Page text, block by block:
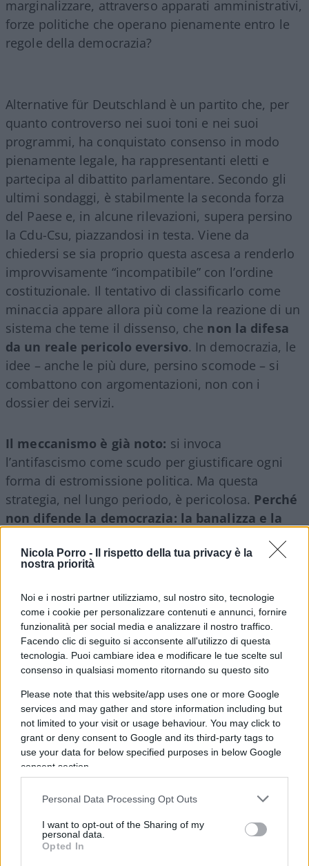
Nicola Porro -
Il rispetto della tua privacy è la
nostra priorità
Noi e i nostri partner utilizziamo, sul nostro sito, tecnologie
come i cookie per personalizzare contenuti e annunci, fornire
funzionalità per social media e analizzare il nostro traffico.
Facendo clic di seguito si acconsente all'utilizzo di questa
tecnologia. Puoi cambiare idea e modificare le tue scelte sul
consenso in qualsiasi momento ritornando su questo sito
Please note that this website/app uses one or more Google
services and may gather and store information including but
not limited to your visit or usage behaviour. You may click to
grant or deny consent to Google and its third-party tags to
use your data for below specified purposes in below Google
consent section.
Personal Data Processing Opt Outs
I want to opt-out of the Sharing of my
personal data.
Opted In
marginalizzare, attraverso apparati amministrativi,
forze politiche che operano pienamente entro le
regole della democrazia?
Alternative für Deutschland è un partito che, per
quanto controverso nei suoi toni e nei suoi
programmi, ha conquistato consenso in modo
pienamente legale, ha rappresentanti eletti e
partecipa al dibattito parlamentare. Secondo gli
ultimi sondaggi, è stabilmente la seconda forza
del Paese e, in alcune rilevazioni, supera persino
la Cdu-Csu, piazzandosi in testa. Viene da
chiedersi se sia proprio questa ascesa a renderlo
improvvisamente “incompatibile” con l’ordine
costituzionale. Il tentativo di classificarlo come
minaccia appare allora più come la reazione di un
sistema che teme il dissenso, che non la difesa
da un reale pericolo eversivo. In democrazia, le
idee – anche le più dure, persino scomode – si
combattono con argomentazioni, non con i
dossier dei servizi.
Il meccanismo è già noto: si invoca
l’antifascismo come scudo per giustificare ogni
forma di estromissione politica. Ma questa
strategia, nel lungo periodo, è pericolosa. Perché
non difende la democrazia: la banalizza e la
che certe posizioni – per quanto suffragate da
milioni di cittadini – non sono compatibili con
l’“ordine costituzionale”? Chi decide quale idea è
legittima? E quando lo fa un apparato statale, non
si scivola pericolosamente verso la repressione
del dissenso con pretesti fuorvianti? Se i valori
della democrazia liberale hanno senso, è proprio
disturbano, che provocano, che sfidano il
pensiero dominante. Altrimenti,ciò che resta è
una democrazia amministrata, sterilizzata
dove il consenso è ammesso solo se rientra nei
confini di ciò che l’establishment considera
accettabile.